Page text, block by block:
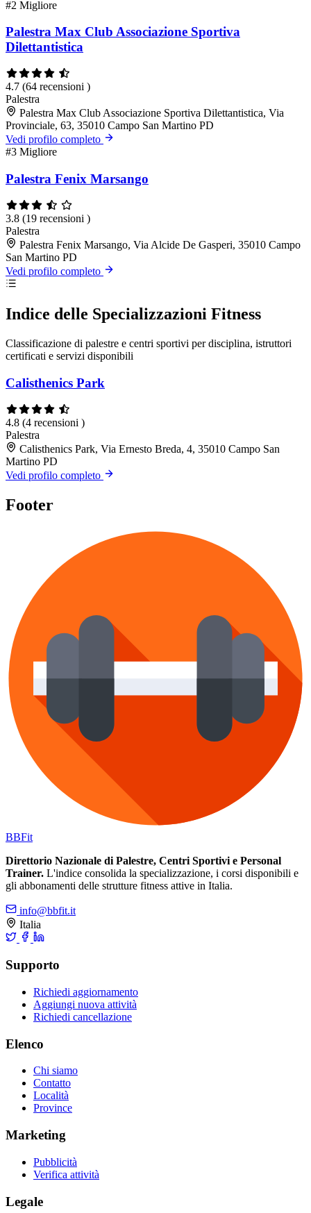
#2 Migliore
Palestra Max Club Associazione Sportiva
Dilettantistica
4.7 (64 recensioni )
Palestra
Palestra Max Club Associazione Sportiva Dilettantistica, Via
Provinciale, 63, 35010 Campo San Martino PD
Vedi profilo completo
#3 Migliore
Palestra Fenix Marsango
3.8 (19 recensioni )
Palestra
Palestra Fenix Marsango, Via Alcide De Gasperi, 35010 Campo
San Martino PD
Vedi profilo completo
Indice delle Specializzazioni Fitness
Classificazione di palestre e centri sportivi per disciplina, istruttori
certificati e servizi disponibili
Calisthenics Park
4.8 (4 recensioni )
Palestra
Calisthenics Park, Via Ernesto Breda, 4, 35010 Campo San
Martino PD
Vedi profilo completo
Footer
BBFit
Direttorio Nazionale di Palestre, Centri Sportivi e Personal
Trainer. L'indice consolida la specializzazione, i corsi disponibili e
gli abbonamenti delle strutture fitness attive in Italia.
info@bbfit.it
Italia
Supporto
Richiedi aggiornamento
Aggiungi nuova attività
Richiedi cancellazione
Elenco
Chi siamo
Contatto
Località
Province
Marketing
Pubblicità
Verifica attività
Legale